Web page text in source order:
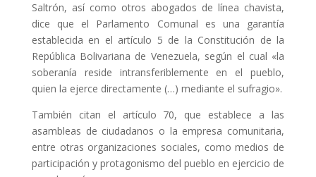
Saltrón, así como otros abogados de línea chavista,
dice que el Parlamento Comunal es una garantía
establecida en el artículo 5 de la Constitución de la
República Bolivariana de Venezuela, según el cual «la
soberanía reside intransferiblemente en el pueblo,
quien la ejerce directamente (…) mediante el sufragio».
También citan el artículo 70, que establece a las
asambleas de ciudadanos o la empresa comunitaria,
entre otras organizaciones sociales, como medios de
participación y protagonismo del pueblo en ejercicio de